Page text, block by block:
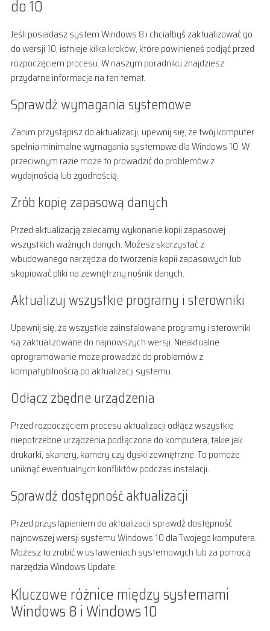
do 10
Jeśli posiadasz system Windows 8 i chciałbyś zaktualizować go
do wersji 10, istnieje kilka kroków, które powinieneś podjąć przed
rozpoczęciem procesu. W naszym poradniku znajdziesz
przydatne informacje na ten temat.
Sprawdź wymagania systemowe
Zanim przystąpisz do aktualizacji, upewnij się, że twój komputer
spełnia minimalne wymagania systemowe dla Windows 10. W
przeciwnym razie może to prowadzić do problemów z
wydajnością lub zgodnością.
Zrób kopię zapasową danych
Przed aktualizacją zalecamy wykonanie kopii zapasowej
wszystkich ważnych danych. Możesz skorzystać z
wbudowanego narzędzia do tworzenia kopii zapasowych lub
skopiować pliki na zewnętrzny nośnik danych.
Aktualizuj wszystkie programy i sterowniki
Upewnij się, że wszystkie zainstalowane programy i sterowniki
są zaktualizowane do najnowszych wersji. Nieaktualne
oprogramowanie może prowadzić do problemów z
kompatybilnością po aktualizacji systemu.
Odłącz zbędne urządzenia
Przed rozpoczęciem procesu aktualizacji odłącz wszystkie
niepotrzebne urządzenia podłączone do komputera, takie jak
drukarki, skanery, kamery czy dyski zewnętrzne. To pomoże
uniknąć ewentualnych konfliktów podczas instalacji.
Sprawdź dostępność aktualizacji
Przed przystąpieniem do aktualizacji sprawdź dostępność
najnowszej wersji systemu Windows 10 dla Twojego komputera.
Możesz to zrobić w ustawieniach systemowych lub za pomocą
narzędzia Windows Update.
Kluczowe różnice między systemami
Windows 8 i Windows 10